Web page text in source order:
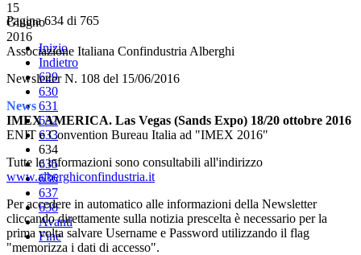
15
Giugno
2016
Associazione Italiana Confindustria Alberghi
Newsletter N. 108 del 15/06/2016
News
IMEX AMERICA. Las Vegas (Sands Expo) 18/20 ottobre 2016
ENIT e Convention Bureau Italia ad "IMEX 2016"
Tutte le informazioni sono consultabili all'indirizzo
www.alberghiconfindustria.it
Per accedere in automatico alle informazioni della Newsletter
cliccando direttamente sulla notizia prescelta è necessario per la
prima volta salvare Username e Password utilizzando il flag
"memorizza i dati di accesso".
Pagina 634 di 765
Inizio
Indietro
629
630
631
632
633
634
635
636
637
638
Avanti
Fine